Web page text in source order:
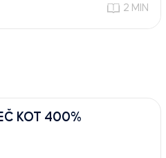
2 MIN
KOT 400%